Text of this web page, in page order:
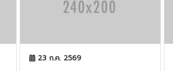
23 ก.ค. 2569